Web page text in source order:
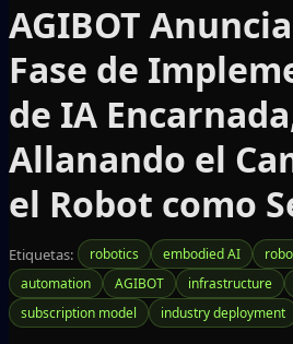
AGIBOT
Fase de
de IA
Allanando el
el Robot como
Etiquetas: robotics embodied AI
automation
AGIBOT infrastructure
subscription model
industry deployment